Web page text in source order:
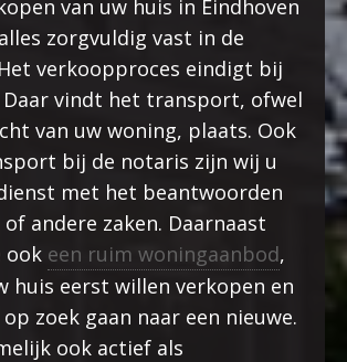
van uw huis in Eindhoven
zorgvuldig vast in de
verkoopproces eindigt bij
vindt het transport, ofwel
van uw woning, plaats. Ook
bij de notaris zijn wij u
met het beantwoorden
andere zaken. Daarnaast
ook een ruim woningaanbod,
huis eerst willen verkopen en
zoek gaan naar een nieuwe.
ook actief als